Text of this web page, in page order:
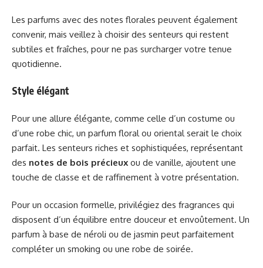
Les parfums avec des notes florales peuvent également
convenir, mais veillez à choisir des senteurs qui restent
subtiles et fraîches, pour ne pas surcharger votre tenue
quotidienne.
Style élégant
Pour une allure élégante, comme celle d’un costume ou
d’une robe chic, un parfum floral ou oriental serait le choix
parfait. Les senteurs riches et sophistiquées, représentant
des notes de bois précieux ou de vanille, ajoutent une
touche de classe et de raffinement à votre présentation.
Pour un occasion formelle, privilégiez des fragrances qui
disposent d’un équilibre entre douceur et envoûtement. Un
parfum à base de néroli ou de jasmin peut parfaitement
compléter un smoking ou une robe de soirée.